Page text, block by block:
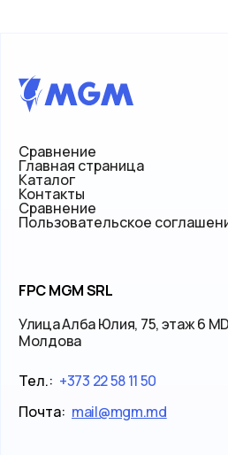
Сравнение
Главная страница
Каталог
Контакты
Сравнение
Пользовательское
FPC MGM SRL
Улица Алба Юлия, 75, этаж 6
Молдова
Тел.: +373 22 58 11 50
Почта: mail@mgm.md